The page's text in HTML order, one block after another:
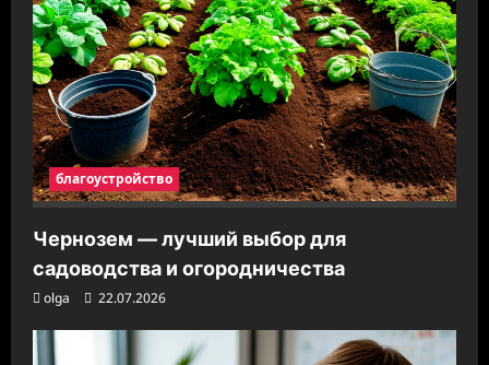
благоустройство
Чернозем — лучший выбор для
садоводства и огородничества
olga 22.07.2026